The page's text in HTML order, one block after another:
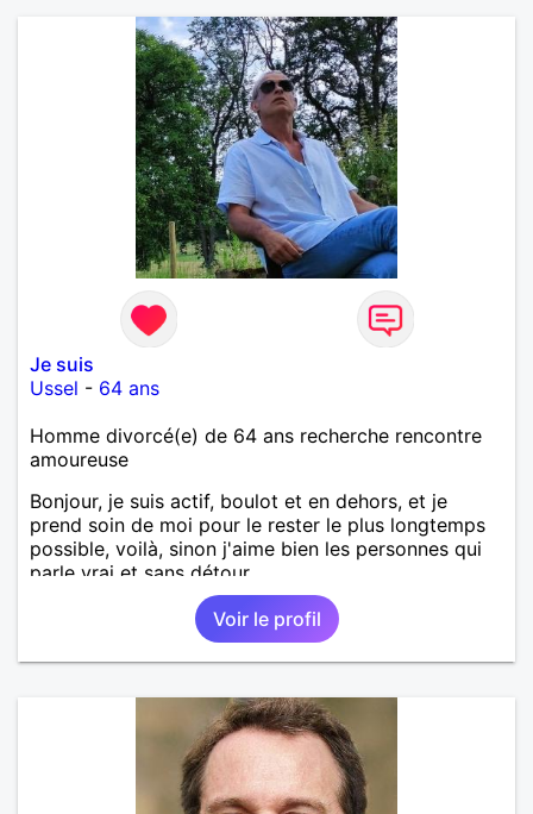
Je suis
Ussel - 64 ans
Homme divorcé(e) de 64 ans recherche rencontre
amoureuse
Bonjour, je suis actif, boulot et en dehors, et je
prend soin de moi pour le rester le plus longtemps
possible, voilà, sinon j'aime bien les personnes qui
parle vrai et sans détour.
Voir le profil